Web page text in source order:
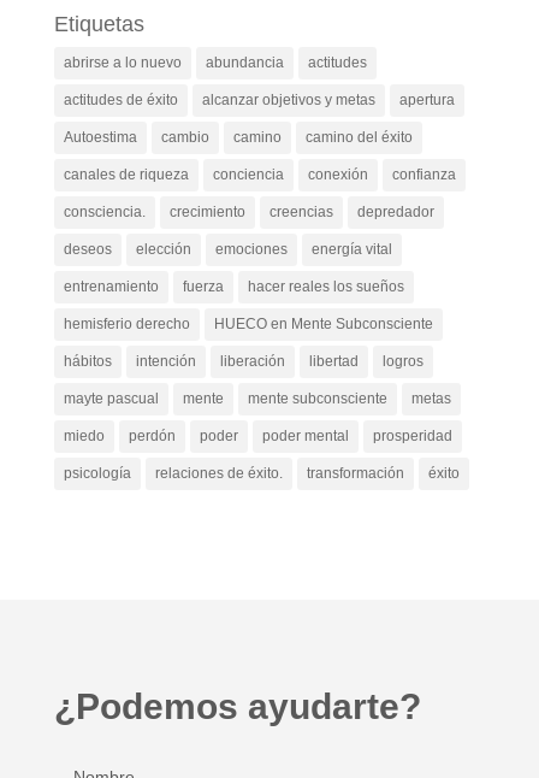
Etiquetas
abrirse a lo nuevo abundancia actitudes
actitudes de éxito alcanzar objetivos y metas apertura
Autoestima cambio camino camino del éxito
canales de riqueza conciencia conexión confianza
consciencia. crecimiento creencias depredador
deseos elección emociones energía vital
entrenamiento fuerza hacer reales los sueños
hemisferio derecho HUECO en Mente Subconsciente
hábitos intención liberación libertad logros
mayte pascual mente mente subconsciente metas
miedo perdón poder poder mental prosperidad
psicología relaciones de éxito. transformación éxito
¿Podemos ayudarte?